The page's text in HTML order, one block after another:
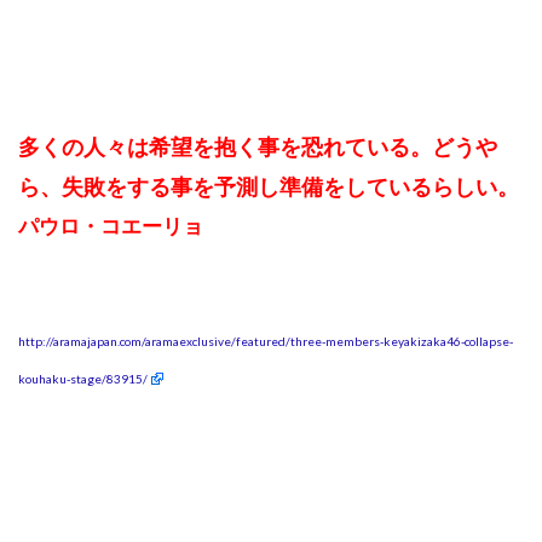
多くの人々は希望を抱く事を恐れている。どうや
ら、失敗をする事を予測し準備をしているらしい。
パウロ・コエーリョ
http://aramajapan.com/aramaexclusive/featured/three-members-keyakizaka46-collapse-
kouhaku-stage/83915/